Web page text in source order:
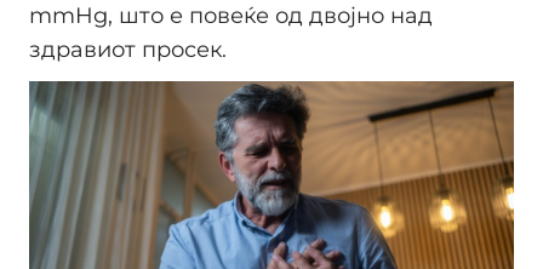
mmHg, што е повеќе од двојно над
здравиот просек.